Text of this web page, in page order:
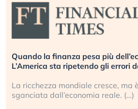
Quando la finanza pesa più
L’America sta ripetendo gli errori
La ricchezza mondiale cresce, ma
sganciata dall’economia reale. (…)